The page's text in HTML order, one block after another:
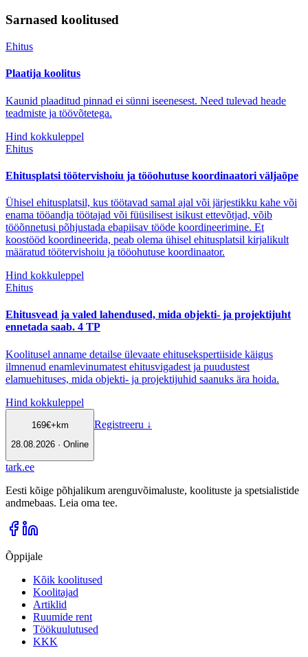
Sarnased koolitused
Ehitus
Plaatija koolitus
Kaunid plaaditud pinnad ei sünni iseenesest. Need tulevad heade
teadmiste ja töövõtetega.
Hind kokkuleppel
Ehitus
Ehitusplatsi töötervishoiu ja tööohutuse koordinaatori väljaõpe
Ühisel ehitusplatsil, kus töötavad samal ajal või järjestikku kahe või
enama tööandja töötajad või füüsilisest isikust ettevõtjad, võib
tööõnnetusi põhjustada ebapiisav tööde koordineerimine. Et
koostööd koordineerida, peab olema ühisel ehitusplatsil kirjalikult
määratud töötervishoiu ja tööohutuse koordinaator.
Hind kokkuleppel
Ehitus
Ehitusvead ja valed lahendused, mida objekti- ja projektijuht
ennetada saab. 4 TP
Koolitusel anname detailse ülevaate ehitusekspertiiside käigus
ilmnenud enamlevinumatest ehitusvigadest ja puudustest
elamuehituses, mida objekti- ja projektijuhid saanuks ära hoida.
Hind kokkuleppel
169€+km
28.08.2026 · Online
Registreeru ↓
tark.ee
Eesti kõige põhjalikum arenguvõimaluste, koolituste ja spetsialistide
andmebaas. Leia oma tee.
Õppijale
Kõik koolitused
Koolitajad
Artiklid
Ruumide rent
Töökuulutused
KKK